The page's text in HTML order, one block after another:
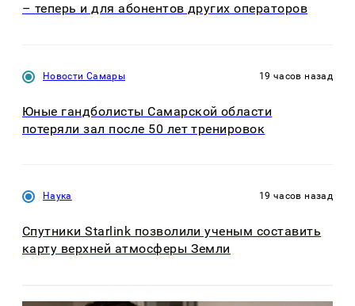
– теперь и для абонентов других операторов
Новости Самары 19 часов назад
Юные гандболисты Самарской области
потеряли зал после 50 лет тренировок
Наука 19 часов назад
Спутники Starlink позволили ученым составить
карту верхней атмосферы Земли